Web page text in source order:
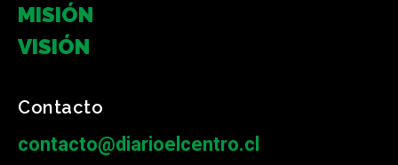
MISIÓN
VISIÓN
Contacto
contacto@diarioelcentro.cl